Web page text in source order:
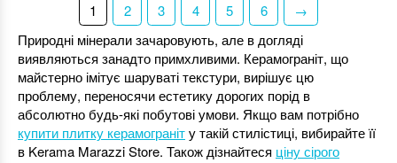
1 2 3 4 5 6
→
Природні мінерали зачаровують, але в догляді
виявляються занадто примхливими. Керамограніт, що
майстерно імітує шаруваті текстури, вирішує цю
проблему, переносячи естетику дорогих порід в
абсолютно будь-які побутові умови. Якщо вам потрібно
купити плитку керамограніту такій стилістиці, вибирайте її
в Kerama Marazzi Store. Також дізнайтеся ціну сірого